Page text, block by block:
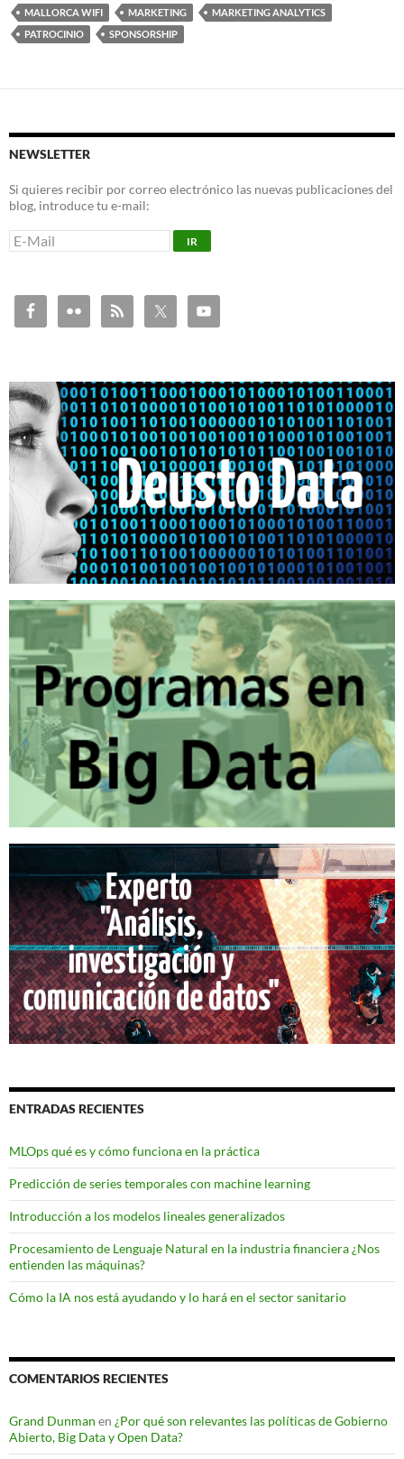
MALLORCA WIFI
MARKETING
MARKETING ANALYTICS
PATROCINIO
SPONSORSHIP
NEWSLETTER
Si quieres recibir por correo electrónico las nuevas publicaciones del
blog, introduce tu e-mail:
ENTRADAS RECIENTES
MLOps qué es y cómo funciona en la práctica
Predicción de series temporales con machine learning
Introducción a los modelos lineales generalizados
Procesamiento de Lenguaje Natural en la industria financiera ¿Nos
entienden las máquinas?
Cómo la IA nos está ayudando y lo hará en el sector sanitario
COMENTARIOS RECIENTES
Grand Dunman en ¿Por qué son relevantes las políticas de Gobierno
Abierto, Big Data y Open Data?